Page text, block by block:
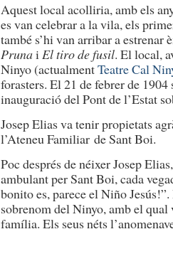
Aquest local acolliria, amb els
es van celebrar a la vila, els
també s’hi van arribar a estrenar
PrunaiEl tiro de fusil. El local,
Ninyo (actualmentTeatre Cal
forasters. El 21 de febrer de
inauguració del Pont de l’Estat
Josep Elias va tenir propietats
l’Ateneu Familiar de Sant Boi.
Poc després de néixer Josep
ambulant per Sant Boi, cada
bonito es, parece el Niño
sobrenom del Ninyo, amb el
família. Els seus néts